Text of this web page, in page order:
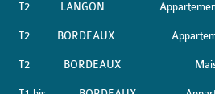
T2 LANGON
T2 BORDEAUX
T2 BORDEAUX